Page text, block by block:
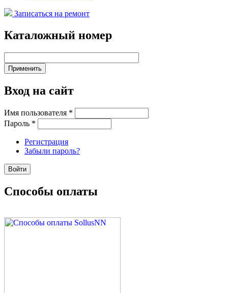
Записаться на ремонт
Каталожный номер
Вход на сайт
Имя пользователя *
Пароль *
Регистрация
Забыли пароль?
Способы оплаты